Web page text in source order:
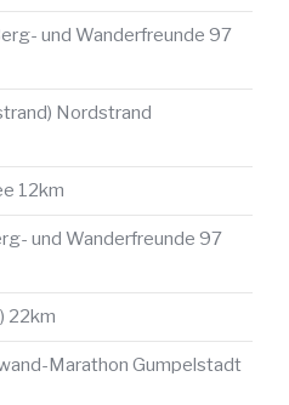
und Wanderfreunde 97
Nordstrand
12km
und Wanderfreunde 97
22km
Marathon Gumpelstadt